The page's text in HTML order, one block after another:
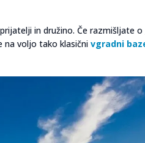
in družino. Če razmišljate
na voljo tako klasični vgradni